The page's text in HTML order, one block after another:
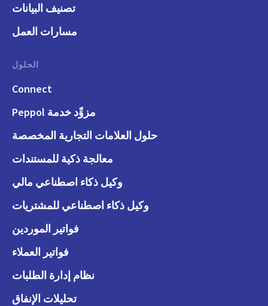
تصنيف البيانات
مسارات العمل
الحلول
Connect
مزوِّد خدمة Peppol
حلول العلامات التجارية المخصصة
معالجة ذكية للمستندات
وكيل ذكاء اصطناعي مالي
وكيل ذكاء اصطناعي للمشتريات
فواتير الموردين
فواتير العملاء
نظام إدارة الطلبات
تحليلات الإنفاق